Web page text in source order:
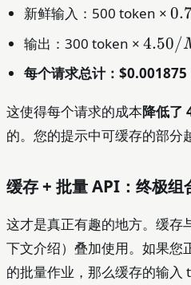
新鲜输入：500 token ×
输出：300 token × 4.50/
4.50/
每个请求总计：$0.001875
这使得每个请求的成本降低了
的。您的提示中可缓存的部分
缓存 + 批量 API：终极组
这才是真正有趣的地方。缓存
下文介绍）叠加使用。如果您
的批量作业，那么缓存的输入